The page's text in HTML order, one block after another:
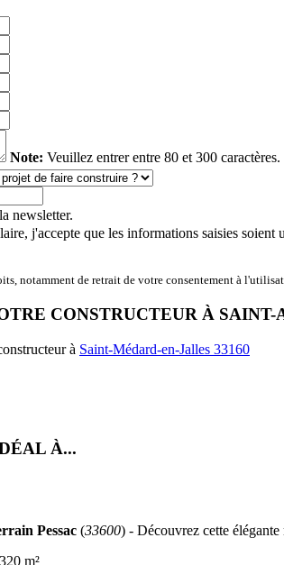
Note: Veuillez entrer entre 80 et 300 caractères.
newsletter.
j'accepte que les informations saisies soient
notamment de retrait de votre consentement à
CONSTRUCTEUR À
à Saint-Médard-en-Jalles 33160
À...
Pessac (33600) - Découvrez cette
m²